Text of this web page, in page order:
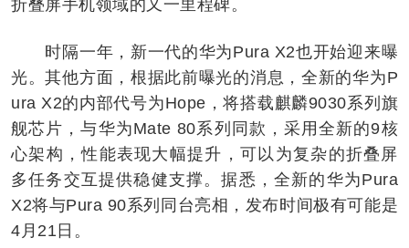
时隔一年，新一代的华为Pura X2也开始迎来曝
光。其他方面，根据此前曝光的消息，全新的华为P
ura X2的内部代号为Hope，将搭载麒麟9030系列旗
舰芯片，与华为Mate 80系列同款，采用全新的9核
心架构，性能表现大幅提升，可以为复杂的折叠屏
多任务交互提供稳健支撑。据悉，全新的华为Pura
X2将与Pura 90系列同台亮相，发布时间极有可能是
4月21日。